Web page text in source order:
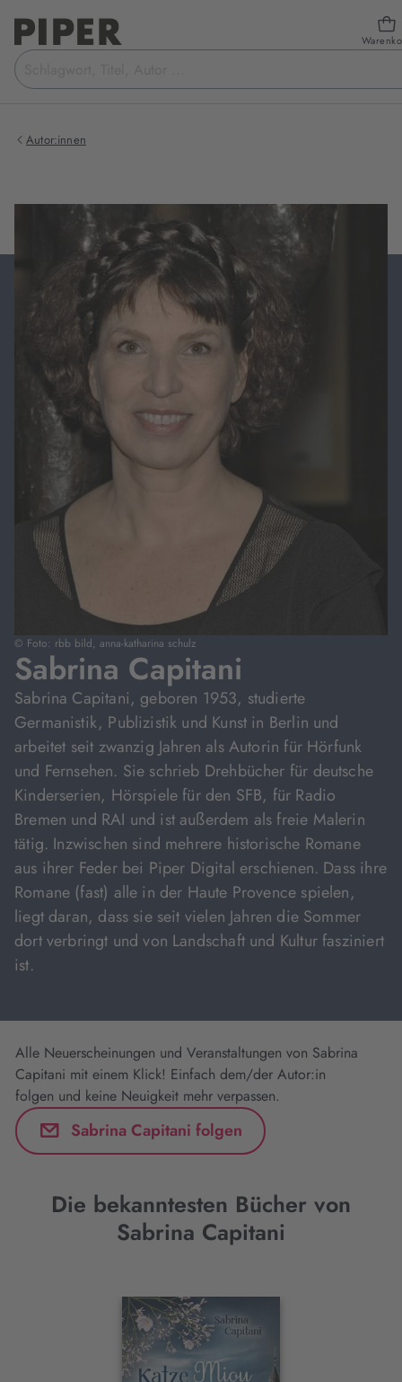
Suchbegriff
eingeben
Autor:innen
© Foto: rbb bild, anna-katharina schulz
Sabrina Capitani
Sabrina Capitani, geboren 1953, studierte
Germanistik, Publizistik und Kunst in Berlin und
arbeitet seit zwanzig Jahren als Autorin für Hörfunk
und Fernsehen. Sie schrieb Drehbücher für deutsche
Kinderserien, Hörspiele für den SFB, für Radio
Bremen und RAI und ist außerdem als freie Malerin
tätig. Inzwischen sind mehrere historische Romane
aus ihrer Feder bei Piper Digital erschienen. Dass ihre
Romane (fast) alle in der Haute Provence spielen,
liegt daran, dass sie seit vielen Jahren die Sommer
dort verbringt und von Landschaft und Kultur fasziniert
ist.
Alle Neuerscheinungen und Veranstaltungen von Sabrina
Capitani mit einem Klick! Einfach dem/der Autor:in
folgen und keine Neuigkeit mehr verpassen.
Sabrina Capitani folgen
Die bekanntesten Bücher von
Sabrina Capitani
Interaktives